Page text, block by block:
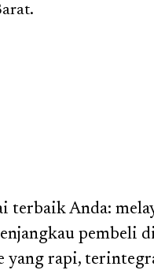
terbaik Anda:
pembeli
yang rapi,